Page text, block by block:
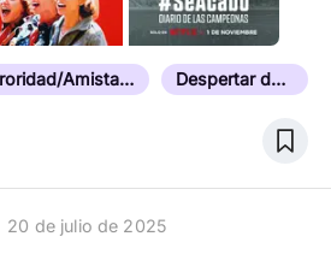
Sororidad/Amistad Entre Mujeres Despertar de las Mujeres
20 de julio de 2025